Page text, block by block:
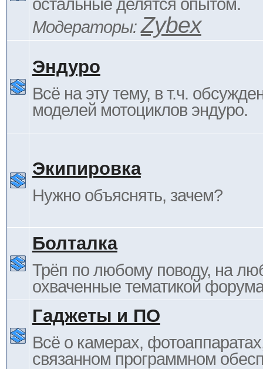
остальные делятся опытом.
Модераторы:Zybex
Эндуро
Всё на эту тему, в т.ч.
моделей мотоциклов эндуро.
Экипировка
Нужно объяснять, зачем?
Болталка
Трёп по любому поводу, на
охваченные тематикой
Гаджеты и ПО
Всё о камерах,
связанном программном